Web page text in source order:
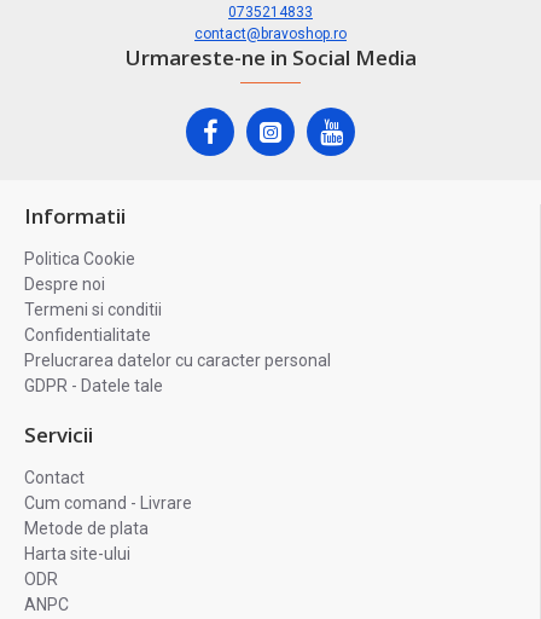
0735214833
contact@bravoshop.ro
Urmareste-ne in Social Media
Informatii
Politica Cookie
Despre noi
Termeni si conditii
Confidentialitate
Prelucrarea datelor cu caracter personal
GDPR - Datele tale
Servicii
Contact
Cum comand - Livrare
Metode de plata
Harta site-ului
ODR
ANPC